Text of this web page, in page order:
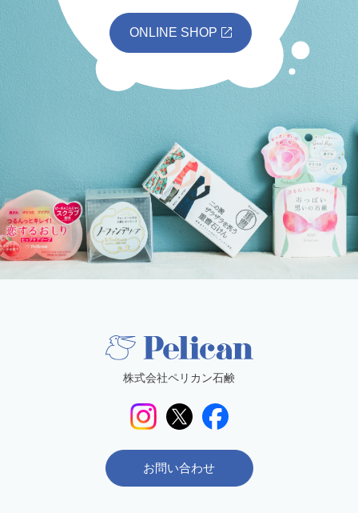
ONLINE SHOP
株式会社ペリカン石鹸
お問い合わせ